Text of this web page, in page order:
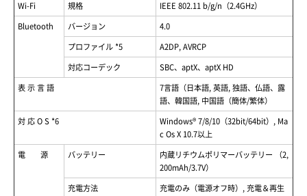
Wi-Fi 規格 IEEE 802.11 b/g/n（2.4GHz）
Bluetooth バージョン 4.0
プロファイル *5 A2DP, AVRCP
対応コーデック SBC、aptX、aptX HD
表 示 言 語
7言語（日本語, 英語, 独語、仏語、露
語、韓国語, 中国語（簡体/繁体）
対 応 O S *6
Windows® 7/8/10（32bit/64bit）, Ma
c Os X 10.7以上
電 源 バッテリー
内蔵リチウムポリマーバッテリー （2,
200mAh/3.7V）
充電方法
充電のみ（電源オフ時）, 充電＆再生